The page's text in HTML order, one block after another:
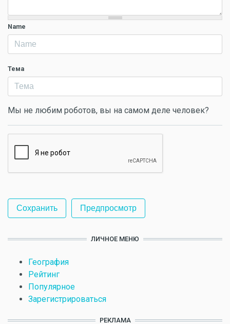
Name
Тема
Мы не любим роботов, вы на самом деле человек?
ЛИЧНОЕ МЕНЮ
География
Рейтинг
Популярное
Зарегистрироваться
РЕКЛАМА